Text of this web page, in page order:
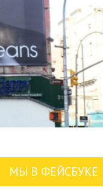
МЫ В ФЕЙСБУКЕ